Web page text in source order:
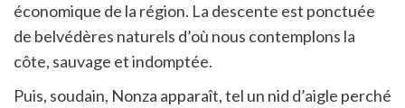
économique de la région. La descente est ponctuée
de belvédères naturels d’où nous contemplons la
côte, sauvage et indomptée.
Puis, soudain, Nonza apparaît, tel un nid d’aigle perché